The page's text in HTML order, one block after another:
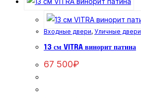
Входные двери, Уличные двери
13 см VITRA винорит патина
67 500₽